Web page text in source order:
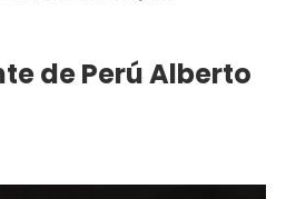
de Perú Alberto